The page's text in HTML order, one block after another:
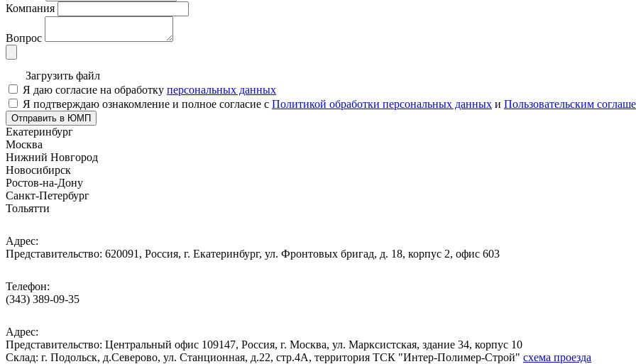
Компания
Вопрос
Загрузить файл
Я даю согласие на обработку персональных данных
Я подтверждаю ознакомление и полное согласие с Политикой обработки персональных данных и Пользовательским
Отправить в ЮМП
Екатеринбург
Москва
Нижний Новгород
Новосибирск
Ростов-на-Дону
Санкт-Петербург
Тольятти
Адрес:
Представительство: 620091, Россия, г. Екатеринбург, ул. Фронтовых бригад, д. 18, корпус 2, офис 603
Телефон:
(343) 389-09-35
Адрес:
Представительство: Центральный офис 109147, Россия, г. Москва, ул. Марксистская, здание 34, корпус 10
Cклад: г. Подольск, д.Северово, ул. Станционная, д.22, стр.4А, территория ТСК "Интер-Полимер-Строй" схема проезда